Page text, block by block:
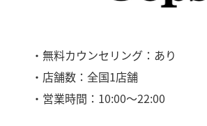
・無料カウンセリング：あり
・店舗数：全国1店舗
・営業時間：10:00～22:00